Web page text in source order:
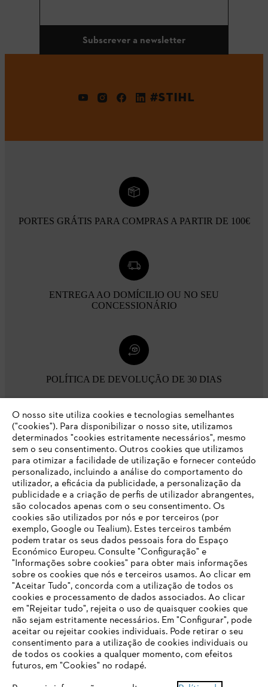
Subscrever a newsletter
#STIHL
PORTES GRÁTIS PARA COMPRAS A PARTIR DE 100€
ENTREGA AO DOMÍCILIO OU NO SEU
CONCESSIONÁRIO
POLÍTICA DE DEVOLUÇÃO DE 30 DIAS
Opções de pagamento
Empresa
FAQs Loja Online
Contacto
O SEU NAVEGADOR NÃO SUPORTA
ESTE WEBSITE
Está utilizar um navegador que ainda não suportamos. Para
obter o melhor uso de nosso site, recomendamos que altere
para um dos seguintes navegadores:
O nosso site utiliza cookies e tecnologias semelhantes
("cookies"). Para disponibilizar o nosso site, utilizamos
determinados "cookies estritamente necessários", mesmo
sem o seu consentimento. Outros cookies que utilizamos
para otimizar a facilidade de utilização e fornecer conteúdo
personalizado, incluindo a análise do comportamento do
utilizador, a eficácia da publicidade, a personalização da
publicidade e a criação de perfis de utilizador abrangentes,
são colocados apenas com o seu consentimento. Os
cookies são utilizados por nós e por terceiros (por
exemplo, Google ou Tealium). Estes terceiros também
podem tratar os seus dados pessoais fora do Espaço
Económico Europeu. Consulte "Configuração" e
"Informações sobre cookies" para obter mais informações
sobre os cookies que nós e terceiros usamos. Ao clicar em
"Aceitar Tudo", concorda com a utilização de todos os
cookies e processamento de dados associados. Ao clicar
em "Rejeitar tudo", rejeita o uso de quaisquer cookies que
não sejam estritamente necessários. Em "Configurar", pode
aceitar ou rejeitar cookies individuais. Pode retirar o seu
consentimento para a utilização de cookies individuais ou
de todos os cookies a qualquer momento, com efeitos
futuros, em "Cookies" no rodapé.